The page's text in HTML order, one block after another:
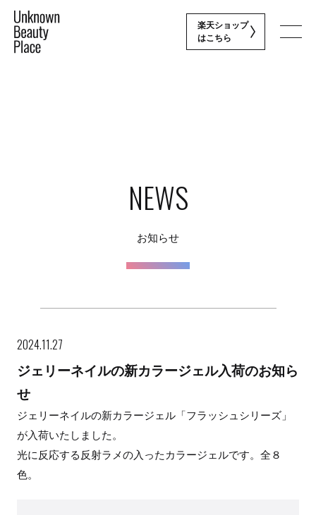
楽天ショップ
はこちら
NEWS
お知らせ
2024.11.27
ジェリーネイルの新カラージェル入荷のお知ら
せ
ジェリーネイルの新カラージェル「フラッシュシリーズ」
が入荷いたしました。
光に反応する反射ラメの入ったカラージェルです。全８
色。
News
Brand
取り扱いブランド
楽天ショップ